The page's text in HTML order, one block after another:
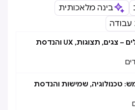
בינה מלאכותית
עבודה
מעבר לפיקסלים – צגים, תצוגות, UX והנדסת
טכנולוגיה, שמישות והנדסת